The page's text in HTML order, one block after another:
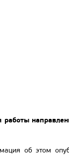
об этом